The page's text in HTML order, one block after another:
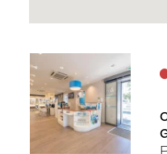
la
fiche